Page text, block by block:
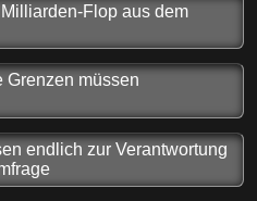
Flop aus dem
Grenzen müssen
endlich zur Verantwortung